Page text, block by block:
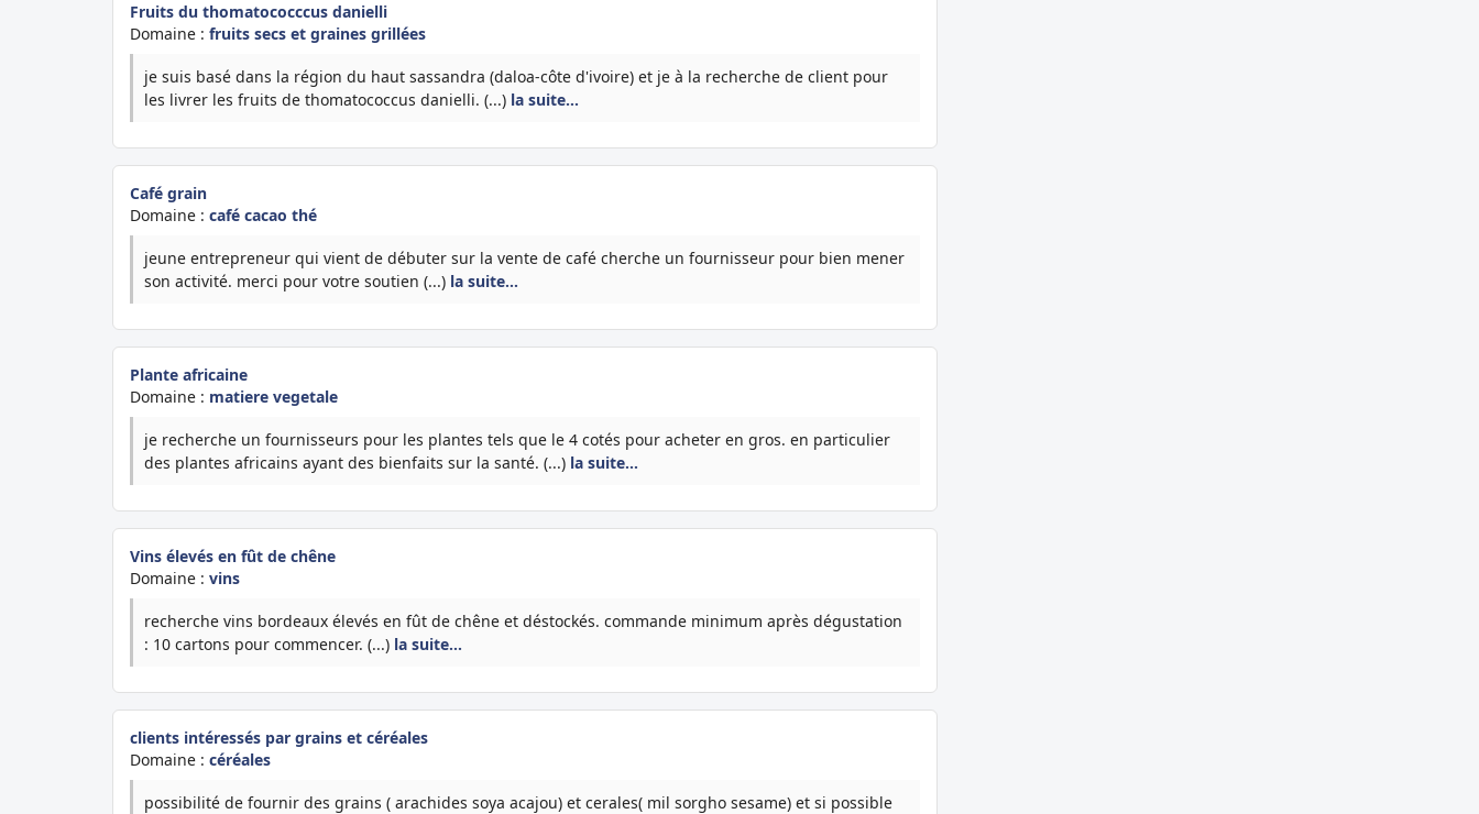
Fruits du thomatococccus danielli
Domaine : fruits secs et graines grillées
je suis basé dans la région du haut sassandra (daloa-côte d'ivoire) et je à la recherche de client pour
les livrer les fruits de thomatococcus danielli. (...) la suite…
Café grain
Domaine : café cacao thé
jeune entrepreneur qui vient de débuter sur la vente de café cherche un fournisseur pour bien mener
son activité. merci pour votre soutien (...) la suite…
Plante africaine
Domaine : matiere vegetale
je recherche un fournisseurs pour les plantes tels que le 4 cotés pour acheter en gros. en particulier
des plantes africains ayant des bienfaits sur la santé. (...) la suite…
Vins élevés en fût de chêne
Domaine : vins
recherche vins bordeaux élevés en fût de chêne et déstockés. commande minimum après dégustation
: 10 cartons pour commencer. (...) la suite…
clients intéressés par grains et céréales
Domaine : céréales
possibilité de fournir des grains ( arachides soya acajou) et cerales( mil sorgho sesame) et si possible